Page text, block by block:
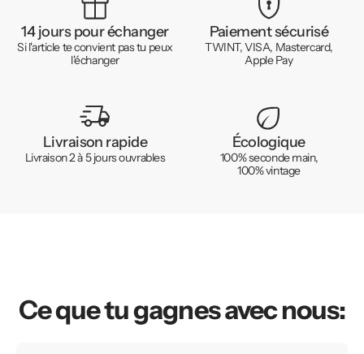
14 jours pour échanger
Si l'article te convient pas tu peux
l'échanger
Paiement sécurisé
TWINT, VISA, Mastercard,
Apple Pay
Livraison rapide
Livraison 2 à 5 jours ouvrables
Écologique
100% seconde main,
100% vintage
Ce que tu gagnes avec nous: